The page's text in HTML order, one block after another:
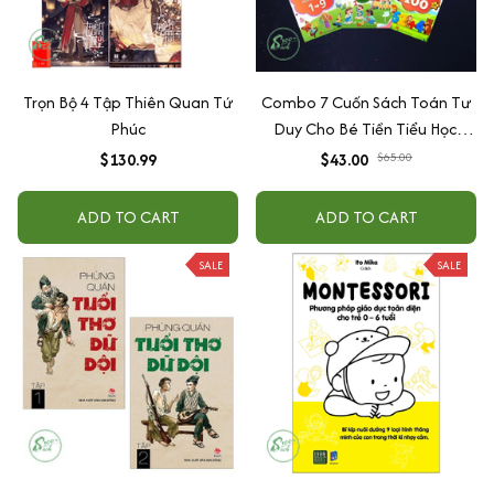
Trọn Bộ 4 Tập Thiên Quan Tứ
Phúc
$130.99
ADD TO CART
Combo 7 Cuốn Sách Toán Tư
Duy Cho Bé Tiền Tiểu Học,
Giúp bé Thành Thạo Tính
$43.00 $65.00
ADD TO CART
SALE SALE